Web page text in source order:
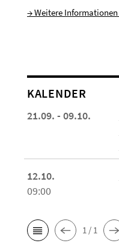
→ Weitere
KALENDER
21.09. - 09.10.
12.10.
09:00
1 / 1